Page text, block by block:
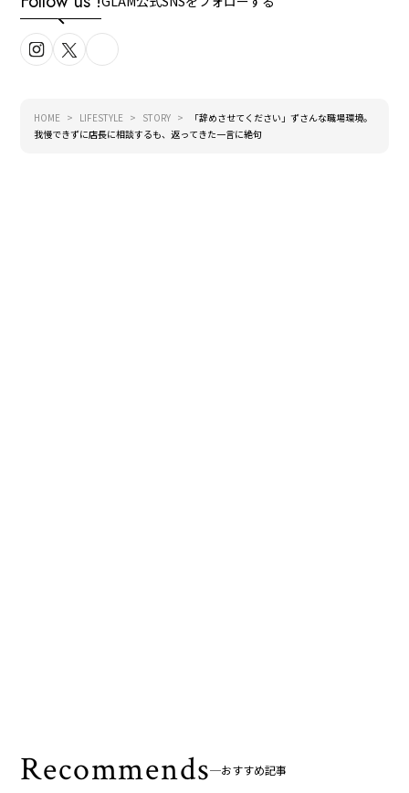
HOME LIFESTYLE STORY
「辞めさせてください」ずさんな職場環境。
我慢できずに店長に相談するも、返ってきた一言に絶句
Recommends おすすめ記事